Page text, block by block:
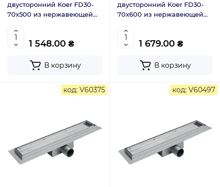
двусторонний Koer FD30-
70x500 из нержавеющей
1 548.00 ₴
В корзину
двусторонний Koer FD30-
70x600 из нержавеющей
1 679.00 ₴
В корзину
код: V60375 код: V60497